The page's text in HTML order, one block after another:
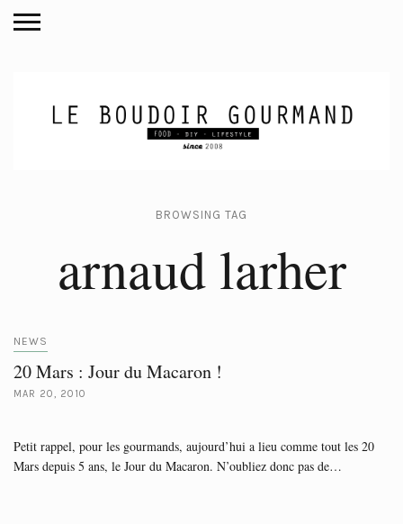
BROWSING TAG
arnaud larher
NEWS
20 Mars : Jour du Macaron !
MAR 20, 2010
Petit rappel, pour les gourmands, aujourd’hui a lieu comme tout les 20
Mars depuis 5 ans, le Jour du Macaron. N’oubliez donc pas de…